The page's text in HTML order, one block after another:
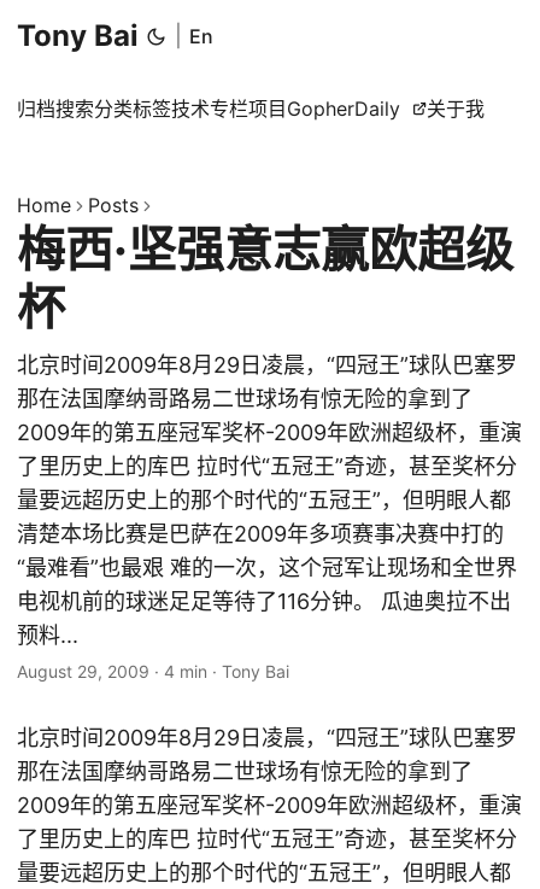
Tony Bai En
归档搜索分类标签技术专栏项目 GopherDaily 关于我
Home Posts
梅西·坚强意志赢欧超级
杯
北京时间2009年8月29日凌晨，“四冠王”球队巴塞罗
那在法国摩纳哥路易二世球场有惊无险的拿到了
2009年的第五座冠军奖杯-2009年欧洲超级杯，重演
了里历史上的库巴 拉时代“五冠王”奇迹，甚至奖杯分
量要远超历史上的那个时代的“五冠王”，但明眼人都
清楚本场比赛是巴萨在2009年多项赛事决赛中打的
“最难看”也最艰 难的一次，这个冠军让现场和全世界
电视机前的球迷足足等待了116分钟。 瓜迪奥拉不出
预料...
August 29, 2009 · 4 min · Tony Bai
北京时间2009年8月29日凌晨，“四冠王”球队巴塞罗
那在法国摩纳哥路易二世球场有惊无险的拿到了
2009年的第五座冠军奖杯-2009年欧洲超级杯，重演
了里历史上的库巴 拉时代“五冠王”奇迹，甚至奖杯分
量要远超历史上的那个时代的“五冠王”，但明眼人都